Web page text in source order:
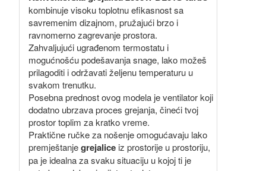
kombinuje visoku toplotnu efikasnost sa
savremenim dizajnom, pružajući brzo i
ravnomerno zagrevanje prostora.
Zahvaljujući ugrađenom termostatu i
mogućnošću podešavanja snage, lako možeš
prilagoditi i održavati željenu temperaturu u
svakom trenutku.
Posebna prednost ovog modela je ventilator koji
dodatno ubrzava proces grejanja, čineći tvoj
prostor toplim za kratko vreme.
Praktične ručke za nošenje omogućavaju lako
premještanjegrejalice iz prostorije u prostoriju,
pa je idealna za svaku situaciju u kojoj ti je